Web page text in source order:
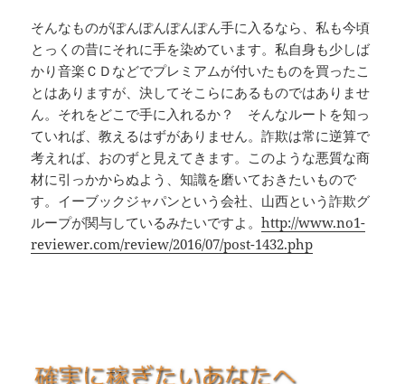
そんなものがぽんぽんぽんぽん手に入るなら、私も今頃
とっくの昔にそれに手を染めています。私自身も少しば
かり音楽ＣＤなどでプレミアムが付いたものを買ったこ
とはありますが、決してそこらにあるものではありませ
ん。それをどこで手に入れるか？ そんなルートを知っ
ていれば、教えるはずがありません。詐欺は常に逆算で
考えれば、おのずと見えてきます。このような悪質な商
材に引っかからぬよう、知識を磨いておきたいもので
す。イーブックジャパンという会社、山西という詐欺グ
ループが関与しているみたいですよ。http://www.no1-
reviewer.com/review/2016/07/post-1432.php